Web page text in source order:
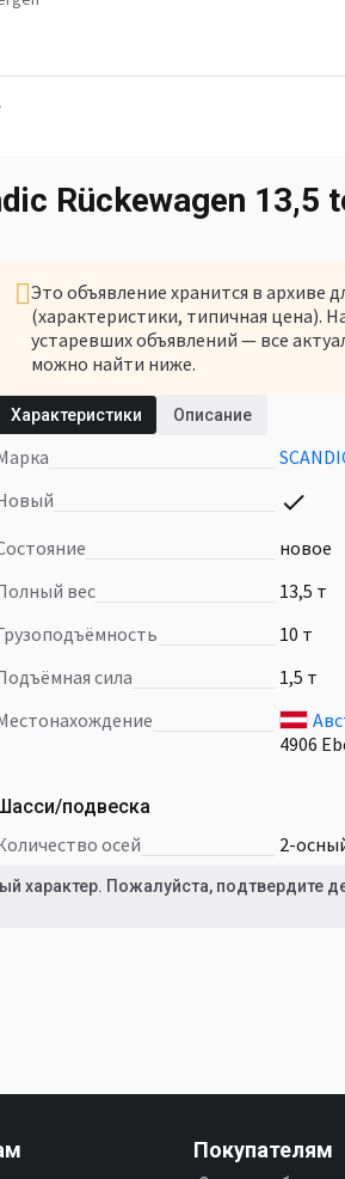
Rückewagen 13,5
У нас есть другие объявления
Посмотреть товары в
Это объявление хранится в архиве
(характеристики, типичная цена).
устаревших объявлений — все
можно найти ниже.
Характеристики Описание
Марка
Новый
Состояние
новое
Полный вес
13,5 т
Грузоподъёмность
10 т
Подъёмная сила
1,5 т
Местонахождение
4906
подвеска
количество осей 2-
характер. Пожалуйста, подтвердите
Покупателям